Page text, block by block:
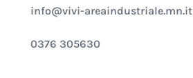
info@vivi-areaindustriale.mn.it
0376 305630